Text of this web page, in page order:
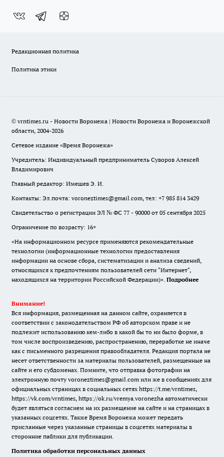
Редакционная политика
Политика этики
© vrntimes.ru - Новости Воронежа | Новости Воронежа и Воронежской
области, 2004-2026
Сетевое издание «Время Воронежа»
Учредитель: Индивидуальный предприниматель Суворов Алексей
Владимирович
Главный редактор: Имешев Э. И.
Контакты: Эл.почта: voroneztimes@gmail.com, тел: +7 985 814 3429
Свидетельство о регистрации ЭЛ № ФС 77 - 90000 от 05 сентября 2025
Ограничение по возрасту: 16+
«На информационном ресурсе применяются рекомендательные
технологии (информационные технологии предоставления
информации на основе сбора, систематизации и анализа сведений,
относящихся к предпочтениям пользователей сети "Интернет",
находящихся на территории Российской Федерации)». Подробнее
Внимание!
Вся информация, размещенная на данном сайте, охраняется в
соответствии с законодательством РФ об авторском праве и не
подлежит использованию кем-либо в какой бы то ни было форме, в
том числе воспроизведению, распространению, переработке не иначе
как с письменного разрешения правообладателя. Редакция портала не
несет ответственности за материалы пользователей, размещенные на
сайте и его субдоменах. Помните, что отправка фотографии на
электронную почту voroneztimes@gmail.com или же в сообщениях для
официальных страницах в социальных сетях https://t.me/vrntimes,
https://vk.com/vrntimes, https://ok.ru/vremya.voronezha автоматически
будет являться согласием на их размещение на сайте и на страницах в
указанных соцсетях. Также Время Воронежа может передать
присланные через указанные страницы в соцсетях материалы в
сторонние паблики для публикации.
Политика обработки персональных данных